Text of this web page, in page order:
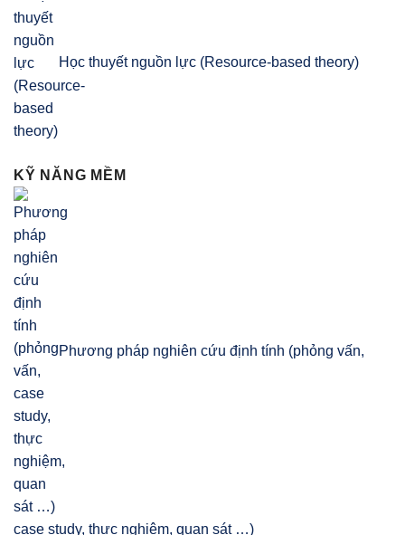
Học thuyết nguồn lực (Resource-based theory)
KỸ NĂNG MỀM
Phương pháp nghiên cứu định tính (phỏng vấn,
case study, thực nghiệm, quan sát …)